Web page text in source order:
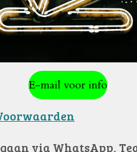
E-mail voor info
via WhatsApp,